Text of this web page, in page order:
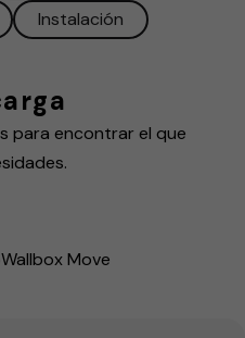
Instalación
para encontrar el que
Move